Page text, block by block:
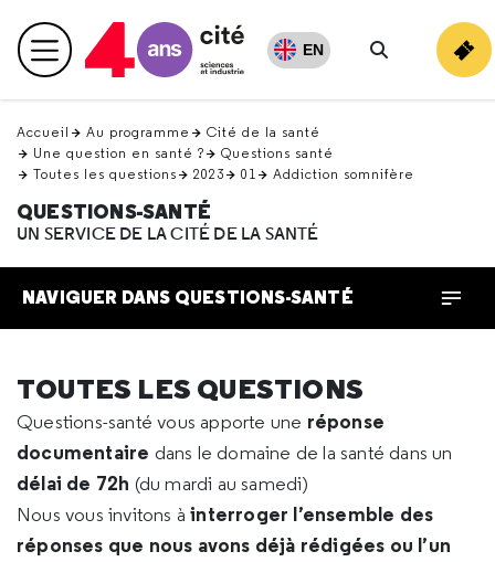
en
haut Menu principal EN
Rechercher
Accueil Au programme
Cité de la santé
Une question en santé ?
Questions santé
Toutes les questions
2023 01 Addiction somnifère
QUESTIONS-SANTÉ
UN SERVICE DE LA CITÉ DE LA SANTÉ
NAVIGUER DANS QUESTIONS-SANTÉ
TOUTES LES QUESTIONS
Questions-santé vous apporte une réponse
documentaire dans le domaine de la santé dans un
délai de 72h (du mardi au samedi)
Nous vous invitons àinterroger l’ensemble des
réponses que nous avons déjà rédigées ou l’un